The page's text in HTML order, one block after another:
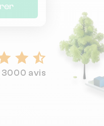
3000 avis